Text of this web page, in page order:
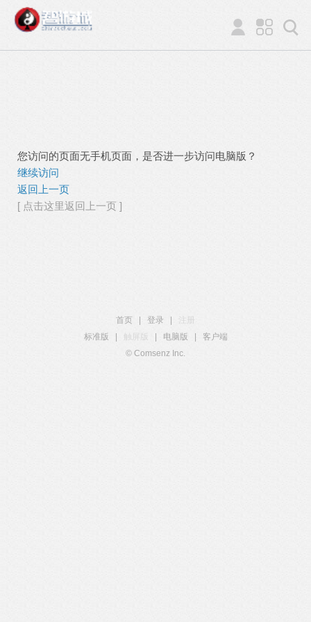
您访问的页面无手机页面，是否进一步访问电脑版？
继续访问
返回上一页
[ 点击这里返回上一页 ]
首页 登录
注册
标准版
触屏版 电脑版
客户端
© Comsenz Inc.